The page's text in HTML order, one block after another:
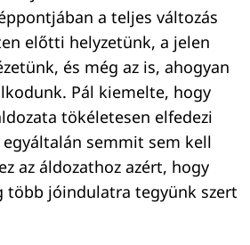
a teljes változás
előtti helyzetünk, a jelen
és még az is, ahogyan
Pál kiemelte, hogy
tökéletesen elfedezi
semmit sem kell
az áldozathoz azért, hogy
több jóindulatra tegyünk szert